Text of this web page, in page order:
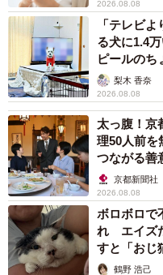
2026.08.08
「テレビ
る犬に1.4
ピールのち
梨木 香奈
2026.08.08
太っ腹！京
理50人前を
つながる善
京都新聞社
2026.08.08
ボロボロで
れ エイズ
すと「おじ
鶴野 浩己